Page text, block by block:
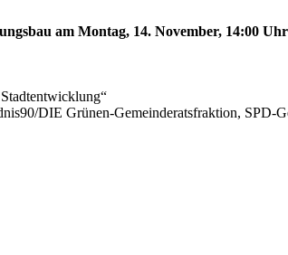
am Montag, 14. November, 14:00
DIE Grünen-Gemeinderatsfraktion,